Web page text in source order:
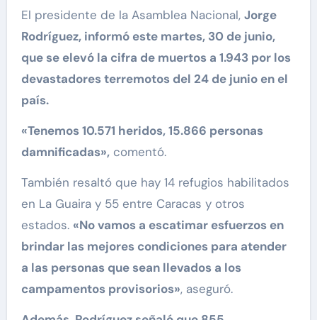
El presidente de la Asamblea Nacional, Jorge
Rodríguez, informó este martes, 30 de junio,
que se elevó la cifra de muertos a 1.943 por los
devastadores terremotos del 24 de junio en el
país.
«Tenemos 10.571 heridos, 15.866 personas
damnificadas»,comentó.
También resaltó que hay 14 refugios habilitados
en La Guaira y 55 entre Caracas y otros
estados. «No vamos a escatimar esfuerzos en
brindar las mejores condiciones para atender
a las personas que sean llevados a los
campamentos provisorios», aseguró.